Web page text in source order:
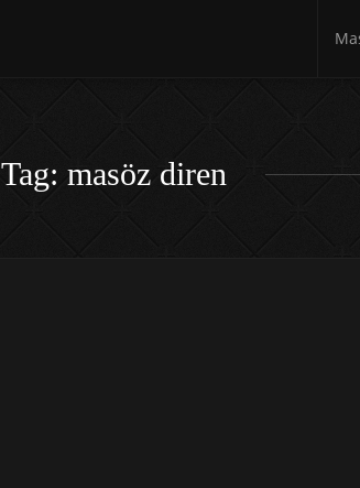
Tag: masöz diren